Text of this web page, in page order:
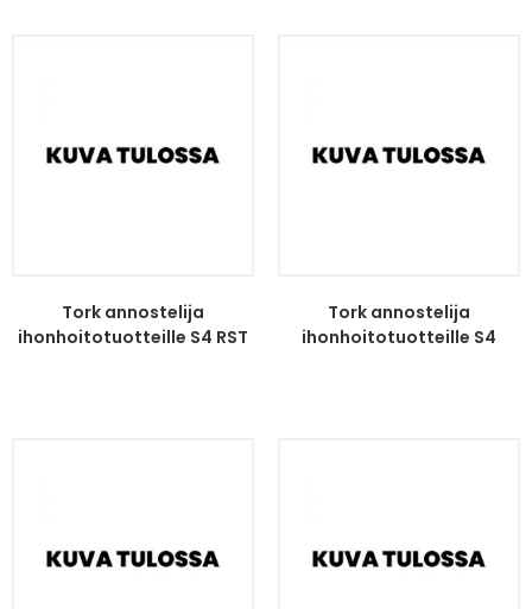
Tork annostelija
ihonhoitotuotteille S4 RST
Tork annostelija
ihonhoitotuotteille S4